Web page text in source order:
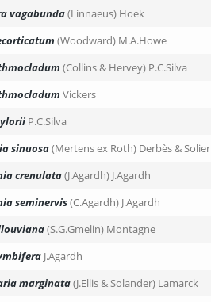
vagabunda(Linnaeus) Hoek
(Woodward) M.A.Howe
(Collins & Hervey) P.C.Silva
Vickers
P.C.Silva
sinuosa(Mertens ex Roth) Derbès & Solier
crenulata(J.Agardh) J.Agardh
seminervis(C.Agardh) J.Agardh
(S.G.Gmelin) Montagne
J.Agardh
marginata(J.Ellis & Solander) Lamarck